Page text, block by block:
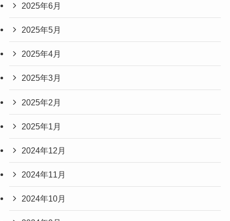
2025年6月
2025年5月
2025年4月
2025年3月
2025年2月
2025年1月
2024年12月
2024年11月
2024年10月